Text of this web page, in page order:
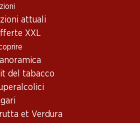
attuali
XXL
del tabacco
et Verdura
Vino/champagne
Ornellaia Bolgheri DOC Superiore